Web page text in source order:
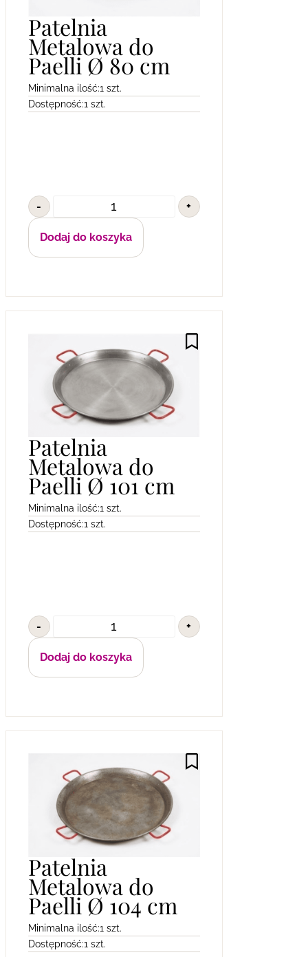
Patelnia
Metalowa do
Paelli Ø 80 cm
Minimalna ilość:1 szt.
Dostępność:1 szt.
- +
Dodaj do koszyka
Patelnia
Metalowa do
Paelli Ø 101 cm
Minimalna ilość:1 szt.
Dostępność:1 szt.
- +
Dodaj do koszyka
Patelnia
Metalowa do
Paelli Ø 104 cm
Minimalna ilość:1 szt.
Dostępność:1 szt.